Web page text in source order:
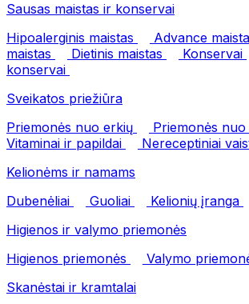
Sausas maistas ir konservai
Hipoalerginis maistas
Advance
maistas
Dietinis maistas Konservai
konservai
Sveikatos priežiūra
Priemonės nuo erkių
Priemonės
Vitaminai ir papildai
Nereceptiniai
Kelionėms ir namams
Dubenėliai
Guoliai
Kelionių įranga
Higienos ir valymo priemonės
Higienos priemonės
Valymo
Skanėstai ir kramtalai